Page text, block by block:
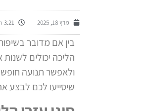
מרץ 18, 2025 3:21 pm
בין אם מדובר
הליכה יכולים
ולאפשר תנועה
שיסייעו לכם לבצע